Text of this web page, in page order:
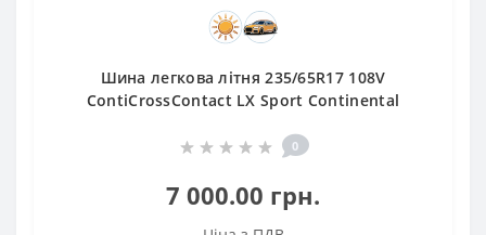
Шина легкова літня 235/65R17 108V
ContiCrossContact LX Sport Continental
0
7 000.00 грн.